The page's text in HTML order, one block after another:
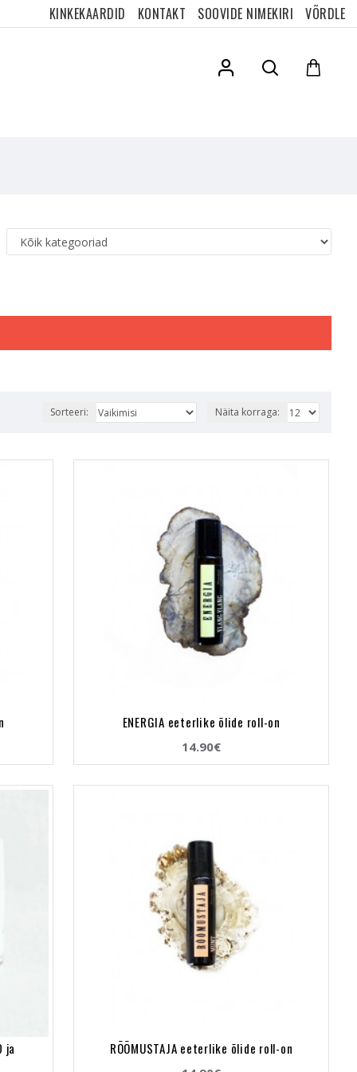
KINKEKAARDID KONTAKT SOOVIDE NIMEKIRI VÕRDLE
Sorteeri: Näita korraga:
ENERGIA eeterlike õlide roll-on
14.90€
ja
RÕÕMUSTAJA eeterlike õlide roll-on